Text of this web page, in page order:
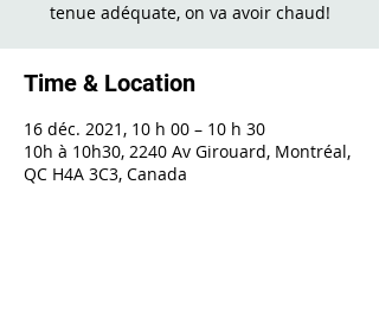
tenue adéquate, on va avoir chaud!
Time & Location
16 déc. 2021, 10 h 00 – 10 h 30
10h à 10h30, 2240 Av Girouard, Montréal,
QC H4A 3C3, Canada